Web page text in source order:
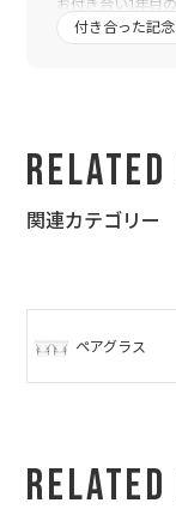
お付き合い1年目
た。付き合った記
関連カテゴリー
ペアグラス